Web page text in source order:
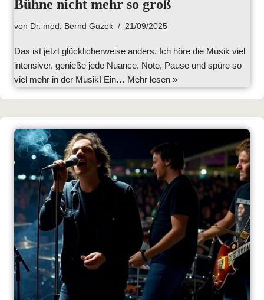
Bühne nicht mehr so groß
von Dr. med. Bernd Guzek 21/09/2025
Das ist jetzt glücklicherweise anders. Ich höre die Musik viel
intensiver, genieße jede Nuance, Note, Pause und spüre so
viel mehr in der Musik! Ein… Mehr lesen »